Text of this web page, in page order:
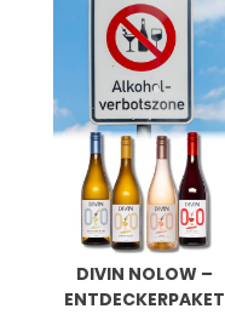
DIVIN NOLOW –
ENTDECKERPAKET